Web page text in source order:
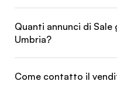
Quanti annunci di
Umbria?
Come contatto il